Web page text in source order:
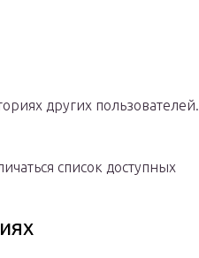
других пользователей.
список доступных